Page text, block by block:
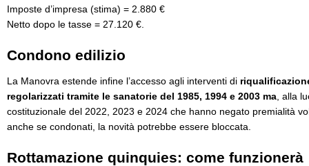
Imposte d’impresa (stima) = 2.880 €
Netto dopo le tasse = 27.120 €.
Condono edilizio
La Manovra estende infine l’accesso agli interventi di
regolarizzati tramite le sanatorie del 1985, 1994 e 2003 ma , alla
costituzionale del 2022, 2023 e 2024 che hanno negato premialità
anche se condonati, la novità potrebbe essere bloccata.
Rottamazione quinquies: come funzionerà